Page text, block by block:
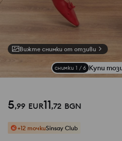
Вижте снимки от отзиви
снимки 1 / 6 Купи
5,99 EUR11,72 BGN
+12 точкиSinsay Club